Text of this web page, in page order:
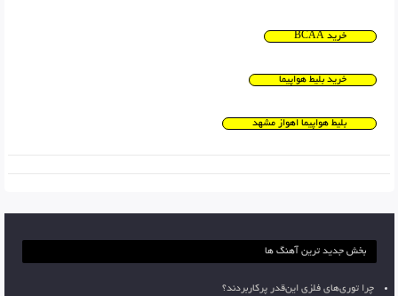
خرید BCAA
خرید بلیط هواپیما
بلیط هواپیما اهواز مشهد
بخش جدید ترین آهنگ ها
چرا توری‌های فلزی این‌قدر پرکاربردند؟